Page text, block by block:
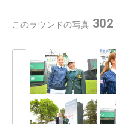
このラウンドの写真 302